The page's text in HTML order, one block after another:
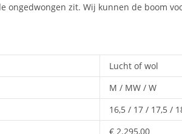
zit. Wij kunnen de boom
Lucht of wol
M / MW / W
16,5 / 17 / 17,5 /
€ 2.295,00